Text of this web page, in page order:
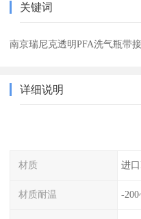
关键词
南京瑞尼克透明PFA洗气瓶带
详细说明
材质 进
材质耐温 -